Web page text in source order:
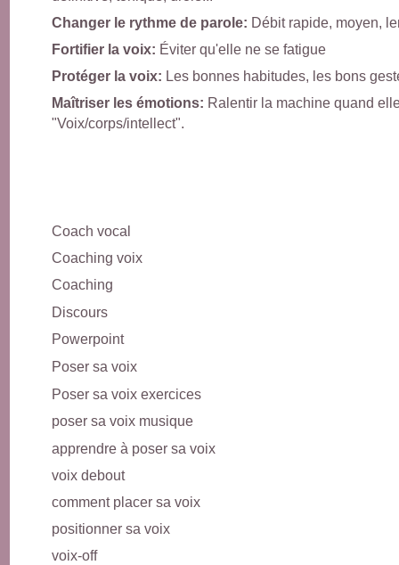
Changer le rythme de parole: Débit rapide, moyen,
Fortifier la voix: Éviter qu'elle ne se fatigue
Protéger la voix: Les bonnes habitudes, les bons
Maîtriser les émotions: Ralentir la machine quand
"Voix/corps/intellect".
Coach vocal
Coaching voix
Coaching
Discours
Powerpoint
Poser sa voix
Poser sa voix exercices
poser sa voix musique
apprendre à poser sa voix
voix debout
comment placer sa voix
positionner sa voix
voix-off